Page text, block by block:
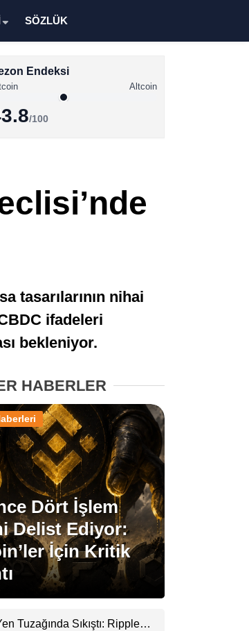
Altcoin Haberleri
Stablecoin Haberleri
Facebook
Instagram
Youtube
TikTok
Pinterest
SÖZLÜK
Endeksi
Altcoin
/100
tasarılarının nihai
ifadeleri
bekleniyor.
HABERLER
Dört İşlem
Delist Ediyor:
İçin Kritik
Tuzağında Sıkıştı: Ripple